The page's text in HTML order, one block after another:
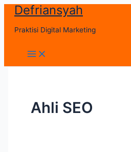
Skip
content
Defriansyah
Praktisi Digital Marketing
Main
Menu
Ahli SEO